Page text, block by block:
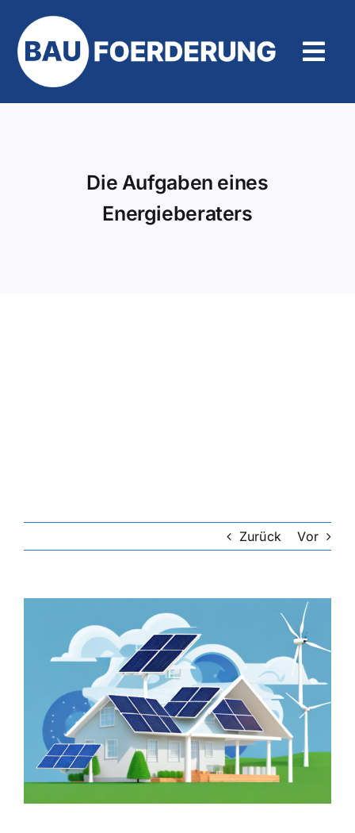
Inhalt
springen
Die Aufgaben eines
Energieberaters
Zurück Vor
grösseres